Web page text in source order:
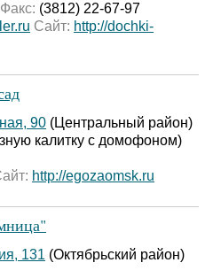
Факс: (3812) 22-67-97
Сайт: http://dochki-
90 (Центральный район)
калитку с домофоном)
http://egozaomsk.ru
131 (Октябрьский район)